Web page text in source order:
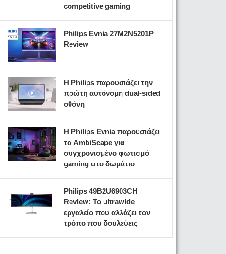
competitive gaming
Philips Evnia 27M2N5201P
Review
Η Philips παρουσιάζει την
πρώτη αυτόνομη dual-sided
οθόνη
Η Philips Evnia παρουσιάζει
το AmbiScape για
συγχρονισμένο φωτισμό
gaming στο δωμάτιο
Philips 49B2U6903CH
Review: Το ultrawide
εργαλείο που αλλάζει τον
τρόπο που δουλεύεις